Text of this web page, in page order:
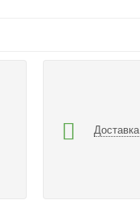
Доставка